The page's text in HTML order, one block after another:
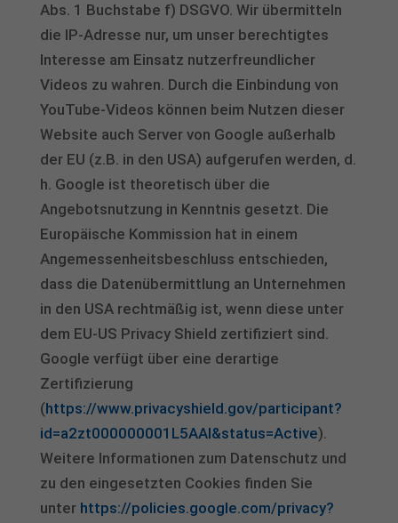
Abs. 1 Buchstabe f) DSGVO. Wir übermitteln
die IP-Adresse nur, um unser berechtigtes
Interesse am Einsatz nutzerfreundlicher
Videos zu wahren. Durch die Einbindung von
YouTube-Videos können beim Nutzen dieser
Website auch Server von Google außerhalb
der EU (z.B. in den USA) aufgerufen werden, d.
h. Google ist theoretisch über die
Angebotsnutzung in Kenntnis gesetzt. Die
Europäische Kommission hat in einem
Angemessenheitsbeschluss entschieden,
dass die Datenübermittlung an Unternehmen
in den USA rechtmäßig ist, wenn diese unter
dem EU-US Privacy Shield zertifiziert sind.
Google verfügt über eine derartige
Zertifizierung
(https://www.privacyshield.gov/participant?
id=a2zt000000001L5AAI&status=Active).
Weitere Informationen zum Datenschutz und
zu den eingesetzten Cookies finden Sie
unter https://policies.google.com/privacy?